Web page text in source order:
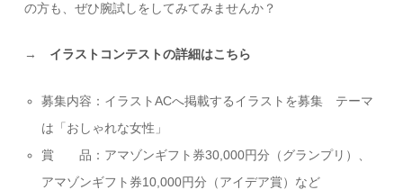
の方も、ぜひ腕試しをしてみてみませんか？
→ イラストコンテストの詳細はこちら
募集内容：イラストACへ掲載するイラストを募集 テーマ
は「おしゃれな女性」
賞 品：アマゾンギフト券30,000円分（グランプリ）、
アマゾンギフト券10,000円分（アイデア賞）など